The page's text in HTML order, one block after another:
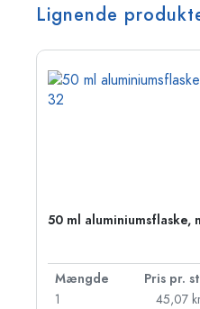
Lignende
50 ml aluminiumsflaske,
Mængde Pris pr.
1
45,07